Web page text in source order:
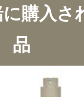
購入さ
品